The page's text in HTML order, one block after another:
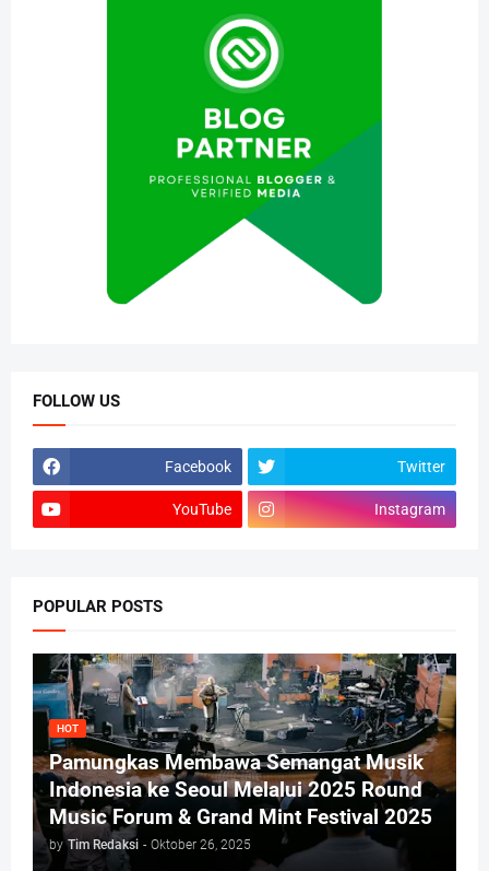
FOLLOW US
Facebook Twitter
YouTube Instagram
POPULAR POSTS
HOT
Pamungkas Membawa Semangat Musik
Indonesia ke Seoul Melalui 2025 Round
Music Forum & Grand Mint Festival 2025
by Tim Redaksi - Oktober 26, 2025